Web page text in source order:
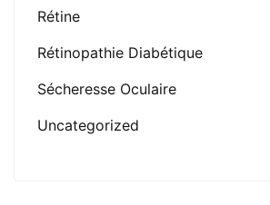
Rétine
Rétinopathie Diabétique
Sécheresse Oculaire
Uncategorized